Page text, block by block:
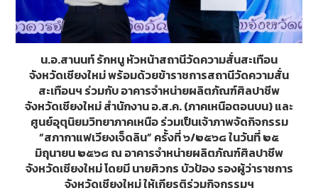
น.อ.สานนท์ รักหนู หัวหน้าสถานีวัดความสั่นสะเทือน
จังหวัดเชียงใหม่ พร้อมด้วยข้าราชการสถานีวัดความสั่น
สะเทือนฯ ร่วมกับ อาคารจำหน่ายผลิตภัณฑ์ศิลปาชีพ
จังหวัดเชียงใหม่ สำนักงาน อ.ส.ค. (ภาคเหนือตอนบน) และ
ศูนย์อุตุนิยมวิทยาภาคเหนือ ร่วมเป็นเจ้าภาพจัดกิจกรรม
“สภากาแฟเวียงเจ็ดลิน” ครั้งที่ ๖/๒๕๖๘ ในวันที่ ๒๕
มิถุนายน ๒๕๖๘ ณ อาคารจำหน่ายผลิตภัณฑ์ศิลปาชีพ
จังหวัดเชียงใหม่ โดยมี นายศิวกร บัวป้อง รองผู้ว่าราชการ
จังหวัดเชียงใหม่ ให้เกียรติร่วมกิจกรรมฯ